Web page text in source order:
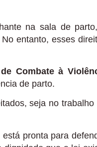
na sala de
entanto, esses
Combate à
de parto.
seja no trabalho
está pronta para